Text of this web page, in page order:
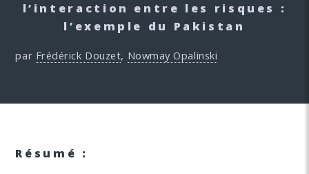
l’interaction entre les risques :
l’exemple du Pakistan
par Frédérick Douzet, Nowmay Opalinski
Résumé :